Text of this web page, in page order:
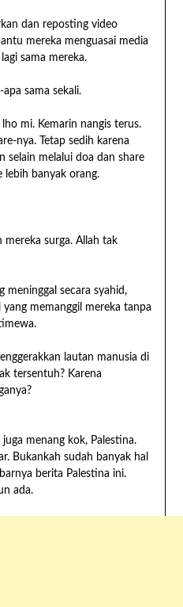
dan reposting video
mereka menguasai media
sama mereka.
sama sekali.
mi. Kemarin nangis terus.
nya. Tetap sedih karena
selain melalui doa dan share
lebih banyak orang.
mereka surga. Allah tak
meninggal secara syahid,
memanggil mereka tanpa
lautan manusia di
tersentuh? Karena
menang kok, Palestina.
Bukankah sudah banyak hal
berita Palestina ini.
ada.